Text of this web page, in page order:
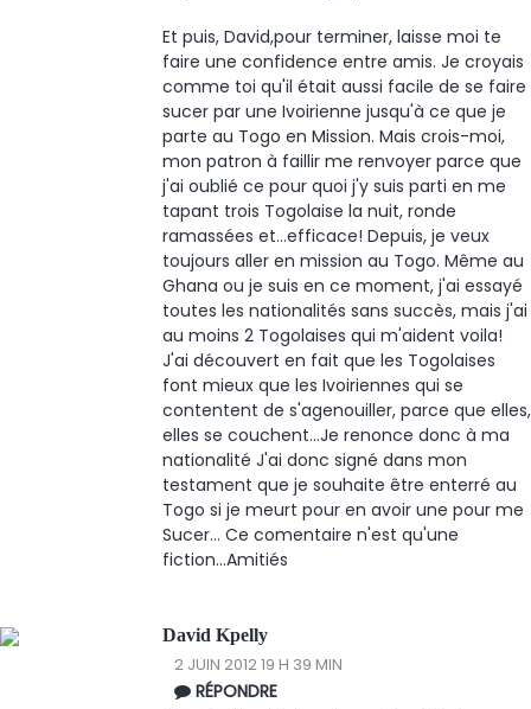
Et puis, David,pour terminer, laisse moi te
faire une confidence entre amis. Je croyais
comme toi qu'il était aussi facile de se faire
sucer par une Ivoirienne jusqu'à ce que je
parte au Togo en Mission. Mais crois-moi,
mon patron à faillir me renvoyer parce que
j'ai oublié ce pour quoi j'y suis parti en me
tapant trois Togolaise la nuit, ronde
ramassées et...efficace! Depuis, je veux
toujours aller en mission au Togo. Même au
Ghana ou je suis en ce moment, j'ai essayé
toutes les nationalités sans succès, mais j'ai
au moins 2 Togolaises qui m'aident voila!
J'ai découvert en fait que les Togolaises
font mieux que les Ivoiriennes qui se
contentent de s'agenouiller, parce que elles,
elles se couchent...Je renonce donc à ma
nationalité J'ai donc signé dans mon
testament que je souhaite être enterré au
Togo si je meurt pour en avoir une pour me
Sucer... Ce comentaire n'est qu'une
fiction...Amitiés
David Kpelly
2 JUIN 2012 19 H 39 MIN
RÉPONDRE